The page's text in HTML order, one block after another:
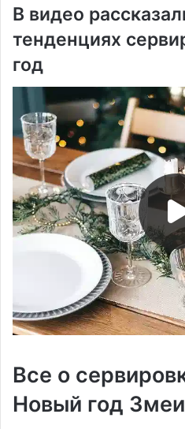
В видео
тенденциях
год
Все о
Новый год